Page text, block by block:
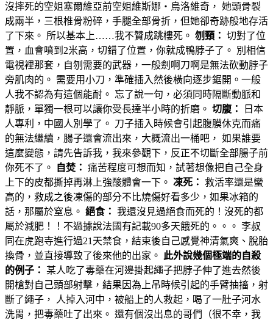
沒摔死的空姐塞爾維亞前空姐維斯娜‧烏洛維奇， 她頭骨裂
成兩半，三根椎骨粉碎，手腿全部骨折，但她卻奇跡般地存活
了下來。 所以基本上……我不贊成跳樓死。 刎頸： 切對了位
置，血會噴到2米高，切錯了位置，你就成鴨脖子了。 別相信
電視裡那套，自刎需要的武器，一般劍啊刀啊是無法砍動脖子
旁肌肉的。 需要用小刀，準確插入然後橫向逐步鋸開。一般
人我不認為有這個能耐。 忘了說一句，必須同時隔斷動脈和
靜脈，單獨一根可以讓你受長達半小時的折磨。 切腹：
日本
人專利，中國人別學了。 刀子插入時候會引起腹膜休克而痛
的無法繼續，腸子還會流出來，大概流出一桶吧， 如果誰要
這麼變態，請先告訴我，我來參觀下，反正不切斷全部腸子前
你死不了。
自焚： 痛苦程度可想而知，試著想像把自己全身
上下的皮都撕掉再淋上強酸體會一下。 凍死： 救活率還是蠻
高的，救成之後凍傷的部分不比燒傷好看多少，如果冰箱的
話，那屬於窒息。 絕食： 我還沒見過絕食而死的！沒死的都
屬於減肥！！不過據說法國有記載90多天餓死的。。。 李叔
同在虎跑寺進行過21天禁食，結束後自己感覺神清氣爽、脫胎
換骨，並直接導致了後來他的出家。
此外說幾個極端的自殺
的例子：
某人吃了毒藥在河邊掛起繩子把脖子伸了進去然後
開槍對自己頭部射擊，結果因為上吊時候引起的手臂抽搐，射
斷了繩子， 人掉入河中，被船上的人救起，喝了一肚子河水
洗胃，把毒藥吐了出來。 還有個沒出息的哥們（很不幸，我